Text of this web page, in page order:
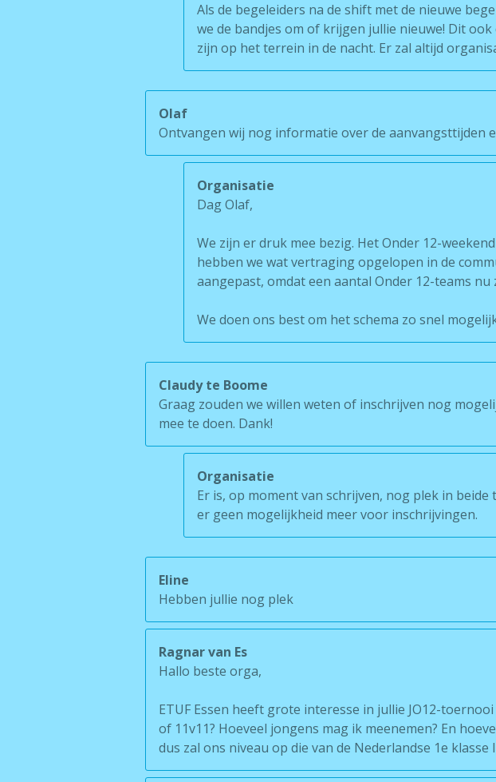
Als de begeleiders na de shift met de nieuwe
we de bandjes om of krijgen jullie nieuwe! Dit
zijn op het terrein in de nacht. Er zal altijd
Olaf
Ontvangen wij nog informatie over de aanvangsttijden
Organisatie
Dag Olaf,
We zijn er druk mee bezig. Het Onder 12-
hebben we wat vertraging opgelopen in de
aangepast, omdat een aantal Onder 12-teams
We doen ons best om het schema zo snel
Claudy te Boome
Graag zouden we willen weten of inschrijven nog
mee te doen. Dank!
Organisatie
Er is, op moment van schrijven, nog plek in
er geen mogelijkheid meer voor inschrijvingen.
Eline
Hebben jullie nog plek
Ragnar van Es
Hallo beste orga,
ETUF Essen heeft grote interesse in jullie JO12-
of 11v11? Hoeveel jongens mag ik meenemen? En
dus zal ons niveau op die van de Nederlandse 1e